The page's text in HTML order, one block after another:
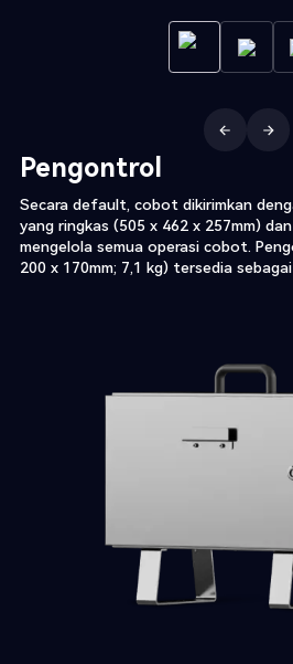
Pengontrol
Secara default, cobot dikirimkan
yang ringkas (505 x 462 x 257mm)
mengelola semua operasi cobot.
200 x 170mm; 7,1 kg) tersedia